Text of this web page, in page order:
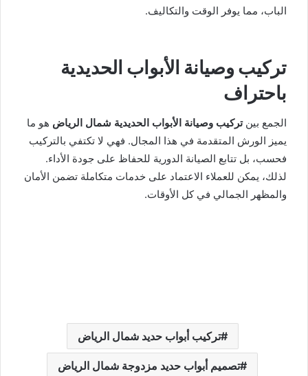
الباب، مما يوفر الوقت والتكاليف.
تركيب وصيانة الأبواب الحديدية
باحتراف
الجمع بينتركيب وصيانة الأبواب الحديدية شمال الرياض هو ما
يميز الورش المتقدمة في هذا المجال. فهي لا تكتفي بالتركيب
فحسب، بل تتابع الصيانة الدورية للحفاظ على جودة الأداء.
لذلك، يمكن للعملاء الاعتماد على خدمات متكاملة تضمن الأمان
والمظهر الجمالي في كل الأوقات.
تركيب أبواب حديد شمال الرياض
تصميم أبواب حديد مزدوجة شمال الرياض